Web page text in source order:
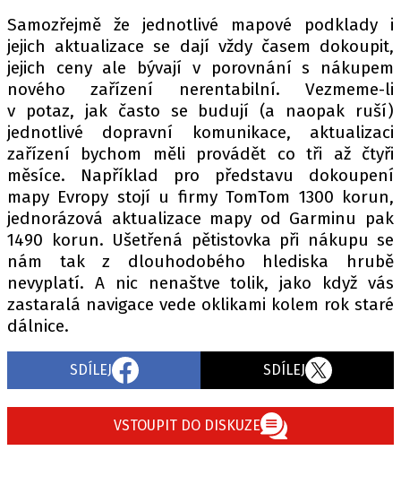
Samozřejmě že jednotlivé mapové podklady i
jejich aktualizace se dají vždy časem dokoupit,
jejich ceny ale bývají v porovnání s nákupem
nového zařízení nerentabilní. Vezmeme-li
v potaz, jak často se budují (a naopak ruší)
jednotlivé dopravní komunikace, aktualizaci
zařízení bychom měli provádět co tři až čtyři
měsíce. Například pro představu dokoupení
mapy Evropy stojí u firmy TomTom 1300 korun,
jednorázová aktualizace mapy od Garminu pak
1490 korun. Ušetřená pětistovka při nákupu se
nám tak z dlouhodobého hlediska hrubě
nevyplatí. A nic nenaštve tolik, jako když vás
zastaralá navigace vede oklikami kolem rok staré
dálnice.
SDÍLEJ SDÍLEJ
VSTOUPIT DO DISKUZE